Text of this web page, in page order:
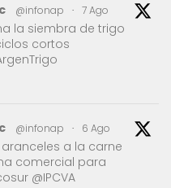
@infonap · 7 Ago
la siembra de trigo
cortos
@infonap · 6 Ago
a la carne
comercial para
@IPCVA